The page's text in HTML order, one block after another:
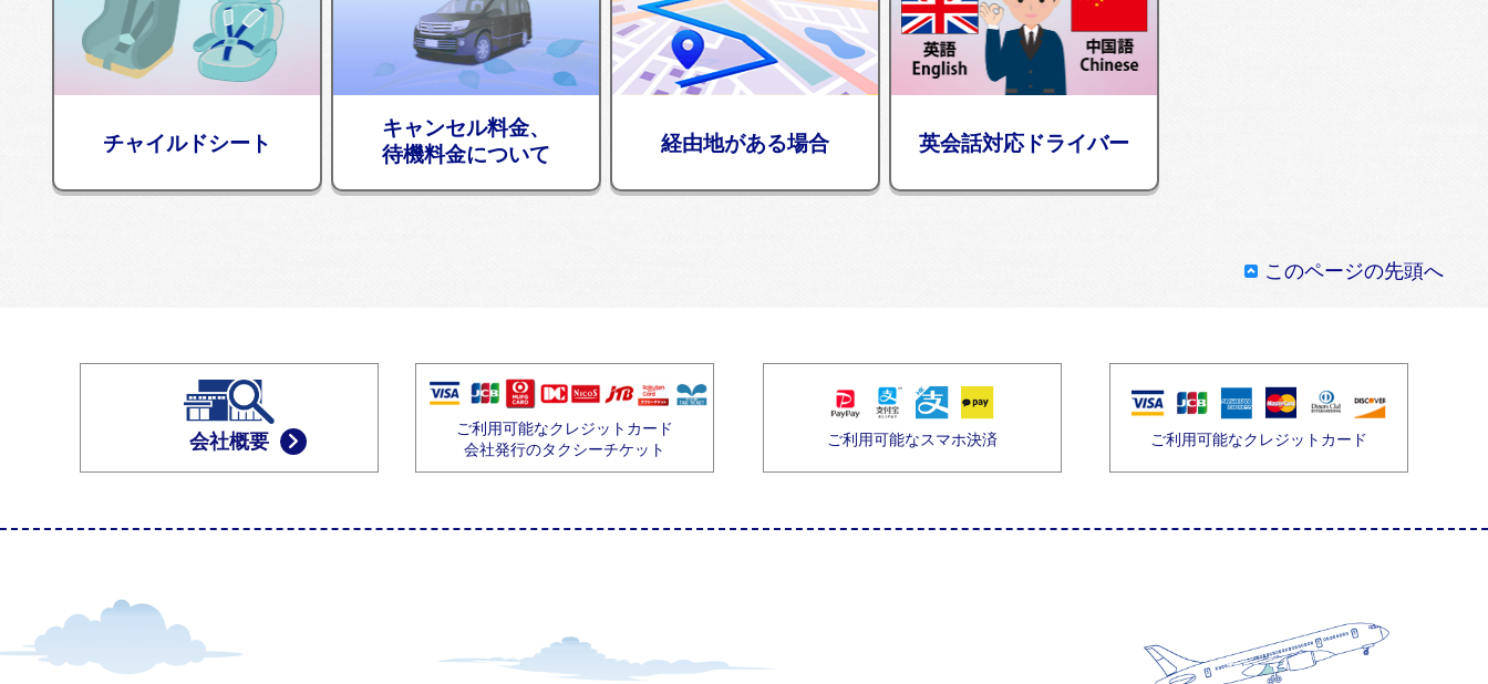
チャイルドシート
キャンセル料金、
待機料金について
経由地がある場合 英会話対応ドライバー
このページの先頭へ
会社概要
ご利用可能なクレジットカード
会社発行のタクシーチケット
ご利用可能なスマホ決済 ご利用可能なクレジットカード